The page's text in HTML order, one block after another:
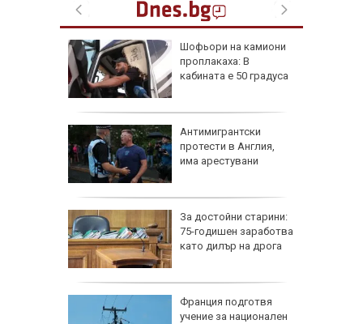
Шофьори на камиони
проплакаха: В
кабината е 50 градуса
Антимигрантски
протести в Англия,
има арестувани
За достойни старини:
75-годишен заработва
като дилър на дрога
Франция подготвя
учение за национален